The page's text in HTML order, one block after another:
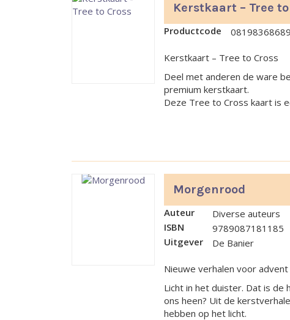
Kerstkaart – Tree
Productcode
Kerstkaart – Tree to Cross
Deel met anderen de ware
premium kerstkaart.
Deze Tree to Cross kaart is
Morgenrood
Auteur
Diverse auteurs
ISBN
9789087181185
Uitgever
De Banier
Nieuwe verhalen voor
Licht in het duister. Dat is de
ons heen? Uit de
hebben op het licht.